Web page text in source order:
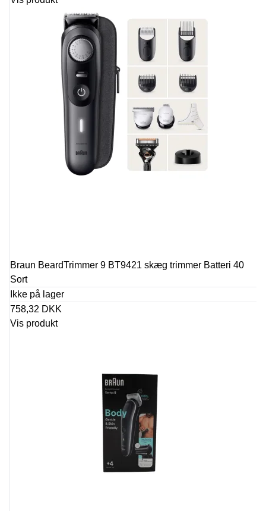
Braun BeardTrimmer 9 BT9421 skæg trimmer Batteri 40
Sort
Ikke på lager
758,32 DKK
Vis produkt